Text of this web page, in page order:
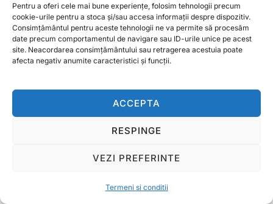
Pentru a oferi cele mai bune experiențe, folosim tehnologii precum
cookie-urile pentru a stoca și/sau accesa informații despre dispozitiv.
Consimțământul pentru aceste tehnologii ne va permite să procesăm
date precum comportamentul de navigare sau ID-urile unice pe acest
site. Neacordarea consimțământului sau retragerea acestuia poate
afecta negativ anumite caracteristici și funcții.
ACCEPTA
RESPINGE
VEZI PREFERINTE
Termeni si conditii
3.800,00lei Prețul
inițial
a
fost:
3.800,00 lei.
3.500,00leiPrețul
curent
este:
3.500,00 lei.
CITEȘTE MAI MULT
Termeni si conditii
Copyright © 2026 Ralcom Utilaje Agricole